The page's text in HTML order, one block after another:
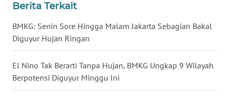
Berita Terkait
BMKG: Senin Sore Hingga Malam Jakarta Sebagian Bakal
Diguyur Hujan Ringan
El Nino Tak Berarti Tanpa Hujan, BMKG Ungkap 9 Wilayah
Berpotensi Diguyur Minggu Ini
BENGKULU
LAMPUNG
WN
JATENG